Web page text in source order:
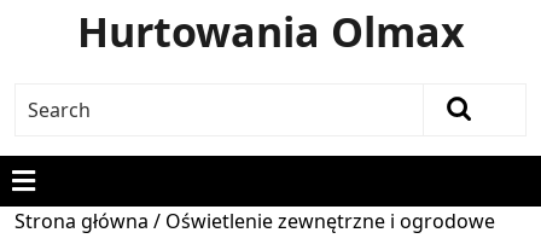
Hurtowania Olmax
Strona główna / Oświetlenie zewnętrzne i ogrodowe